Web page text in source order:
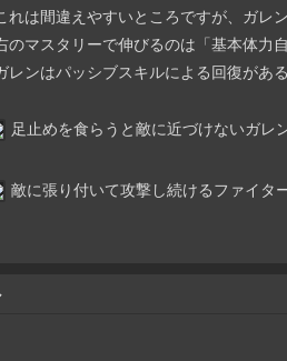
れは間違えやすいところですが、ガレン
のマスタリーで伸びるのは「基本体力
レンはパッシブスキルによる回復があ
足止めを食らうと敵に近づけないガ
敵に張り付いて攻撃し続けるファイタ